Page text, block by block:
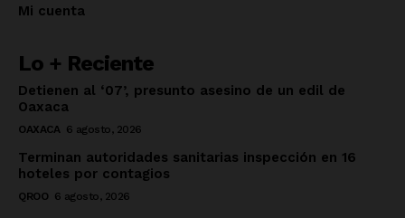
Mi cuenta
Lo + Reciente
Detienen al ‘07’, presunto asesino de un edil de
Oaxaca
OAXACA 6 agosto, 2026
Terminan autoridades sanitarias inspección en 16
hoteles por contagios
QROO 6 agosto, 2026